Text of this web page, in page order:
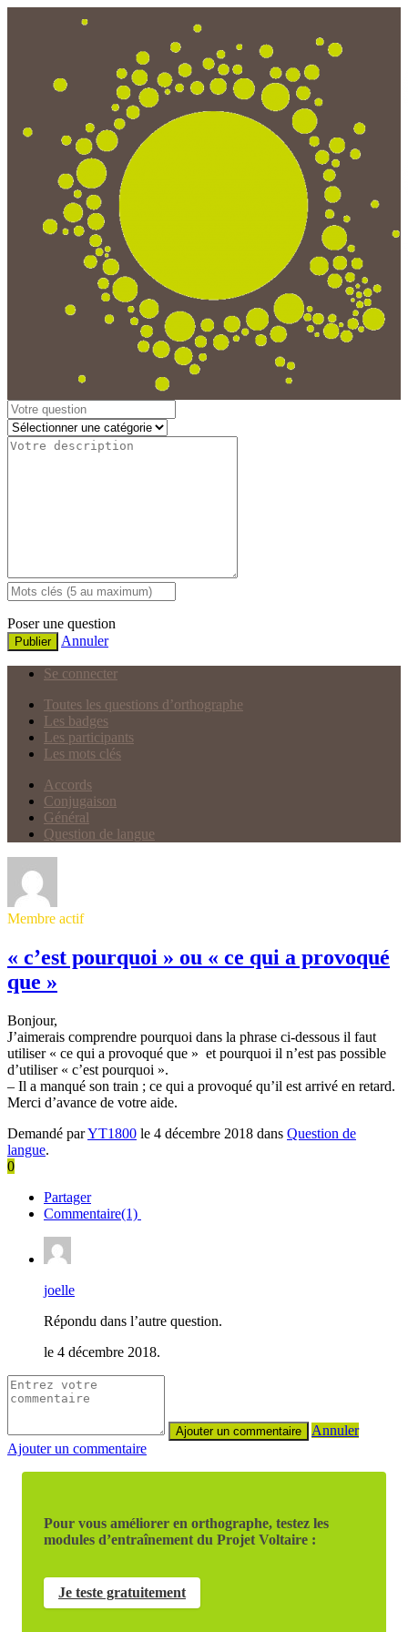
Poser une question
Publier Annuler
Se connecter
Toutes les questions d’orthographe
Les badges
Les participants
Les mots clés
Accords
Conjugaison
Général
Question de langue
Membre actif
« c’est pourquoi » ou « ce qui a provoqué
que »
Bonjour,
J’aimerais comprendre pourquoi dans la phrase ci-dessous il faut
utiliser « ce qui a provoqué que » et pourquoi il n’est pas possible
d’utiliser « c’est pourquoi ».
– Il a manqué son train ; ce qui a provoqué qu’il est arrivé en retard.
Merci d’avance de votre aide.
Demandé parYT1800 le 4 décembre 2018 dans Question de
langue.
0
Partager
Commentaire(1)
joelle
Répondu dans l’autre question.
le 4 décembre 2018.
Annuler
Ajouter un commentaire
Pour vous améliorer en orthographe, testez les
modules d’entraînement du Projet Voltaire :
Je teste gratuitement